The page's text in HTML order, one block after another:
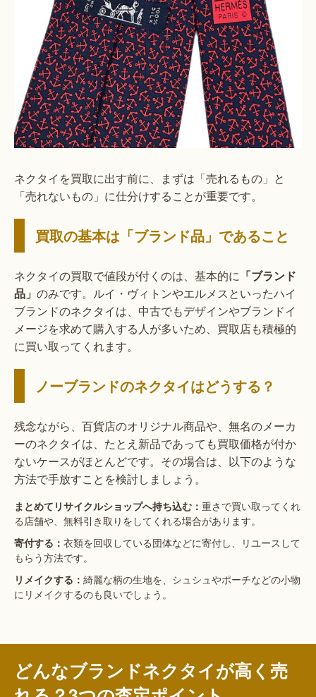
ネクタイを買取に出す前に、まずは「売れるもの」と
「売れないもの」に仕分けすることが重要です。
買取の基本は「ブランド品」であること
ネクタイの買取で値段が付くのは、基本的に 「ブランド
品」 のみです。ルイ・ヴィトンやエルメスといったハイ
ブランドのネクタイは、中古でもデザインやブランドイ
メージを求めて購入する人が多いため、買取店も積極的
に買い取ってくれます。
ノーブランドのネクタイはどうする？
残念ながら、百貨店のオリジナル商品や、無名のメーカ
ーのネクタイは、たとえ新品であっても買取価格が付か
ないケースがほとんどです。その場合は、以下のような
方法で手放すことを検討しましょう。
まとめてリサイクルショップへ持ち込む： 重さで買い取ってくれ
る店舗や、無料引き取りをしてくれる場合があります。
寄付する： 衣類を回収している団体などに寄付し、リユースして
もらう方法です。
リメイクする： 綺麗な柄の生地を、シュシュやポーチなどの小物
にリメイクするのも良いでしょう。
どんなブランドネクタイが高く売